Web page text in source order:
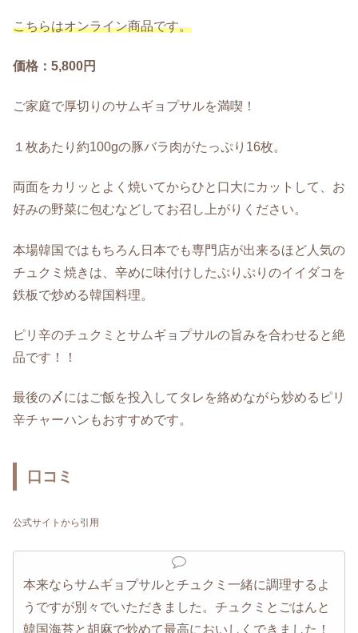
こちらはオンライン商品です。
価格：5,800円
ご家庭で厚切りのサムギョプサルを満喫！
１枚あたり約100gの豚バラ肉がたっぷり16枚。
両面をカリッとよく焼いてからひと口大にカットして、お
好みの野菜に包むなどしてお召し上がりください。
本場韓国ではもちろん日本でも専門店が出来るほど人気の
チュクミ焼きは、辛めに味付けしたぷりぷりのイイダコを
鉄板で炒める韓国料理。
ピリ辛のチュクミとサムギョプサルの旨みを合わせると絶
品です！！
最後の〆にはご飯を投入してタレを絡めながら炒めるピリ
辛チャーハンもおすすめです。
口コミ
公式サイトから引用
本来ならサムギョプサルとチュクミ一緒に調理するよ
うですが別々でいただきました。チュクミとごはんと
韓国海苔と胡麻で炒めて最高においしくできました！